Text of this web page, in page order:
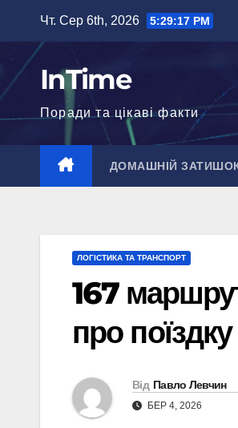
вмісту
Чт. Сер 6th, 2026 5:29:18 PM
InTime
Поради та цікаві факти
ДОМАШНІЙ
ЛОГІСТИКА ТА ТРАНСПОРТ
167
про
Від Павло Левчин
БЕР 4, 2026